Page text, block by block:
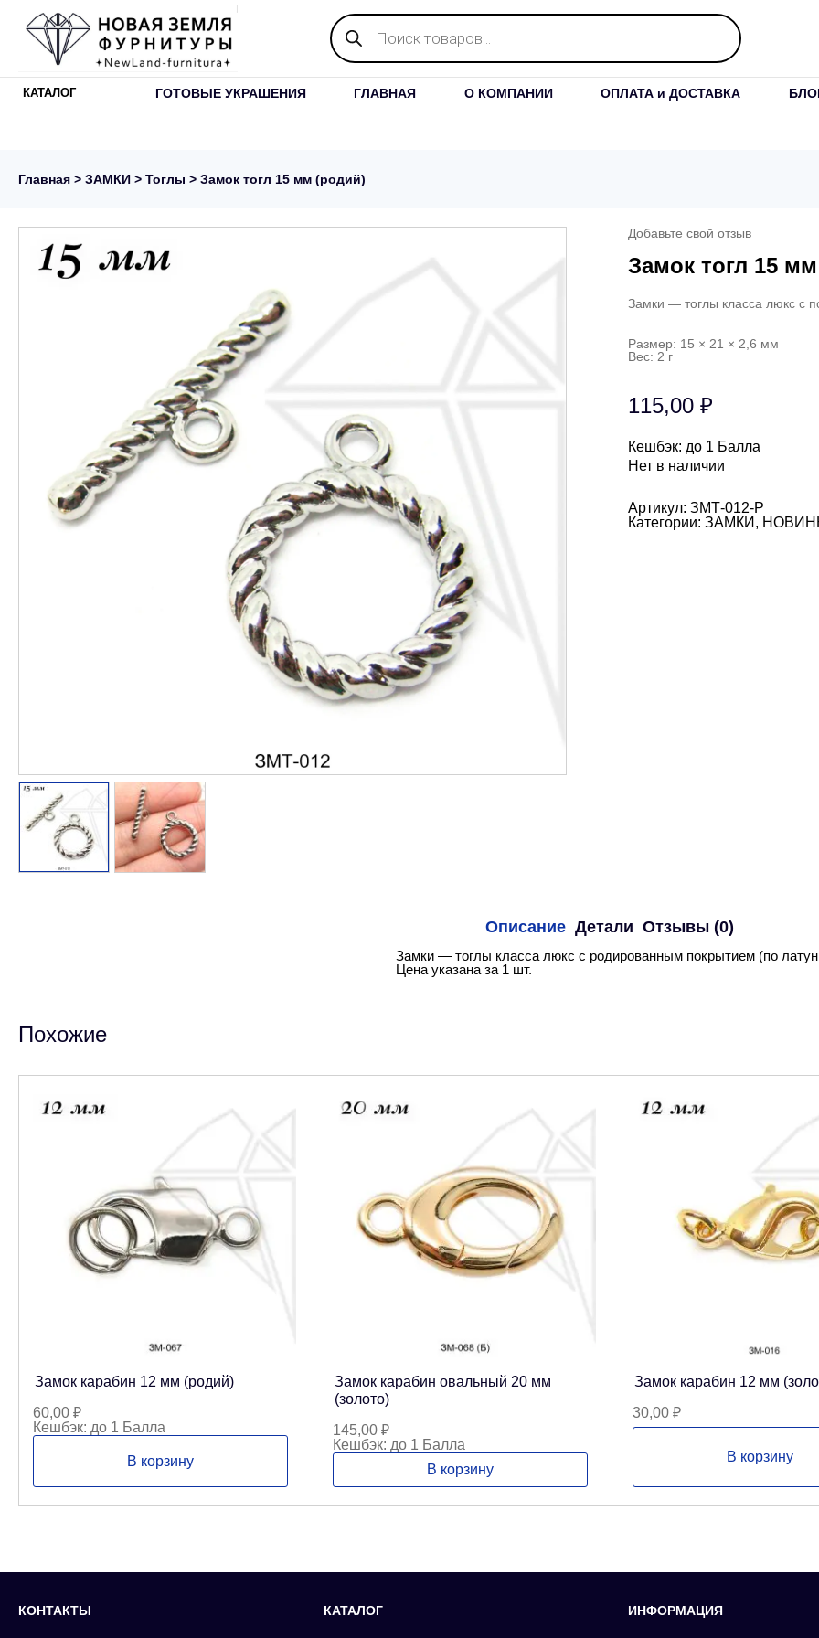
Поиск
товаров
КАТАЛОГ ГОТОВЫЕ УКРАШЕНИЯ ГЛАВНАЯ О КОМПАНИИ ОПЛАТА и ДОСТАВКА
Главная > ЗАМКИ > Тоглы > Замок тогл 15 мм (родий)
Добавьте свой отзыв
Замок тогл 15
Замки — тоглы класса люкс с
Размер: 15 × 21 × 2,6 мм
Вес: 2 г
115,00 ₽
Кешбэк: до 1 Балла
Нет в наличии
Артикул: ЗМТ-012-Р
Категории: ЗАМКИ ,
Описание Детали Отзывы (0)
Замки — тоглы класса люкс с родированным покрытием (по
Цена указана за 1 шт.
Похожие
Замок карабин 12 мм (родий)
60,00 ₽
Кешбэк: до 1 Балла
В корзину
Замок карабин овальный 20 мм
(золото)
145,00 ₽
Кешбэк: до 1 Балла
В корзину
Замок карабин 12 мм
30,00 ₽
В корзину
КОНТАКТЫ КАТАЛОГ ИНФОРМАЦИЯ